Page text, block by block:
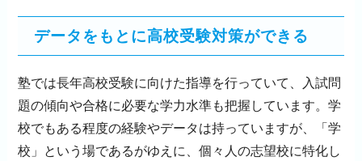
データをもとに高校受験対策ができる
塾では長年高校受験に向けた指導を行っていて、入試問
題の傾向や合格に必要な学力水準も把握しています。学
校でもある程度の経験やデータは持っていますが、「学
校」という場であるがゆえに、個々人の志望校に特化し